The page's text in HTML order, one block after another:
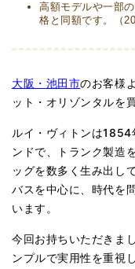
高額モデルや一部
格と同額です。（
大阪・池田市のお客様
ット・オリゾンタルを
ルイ・ヴィトンは1854
ンドで、トランク製造
ッグを数多く生み出し
バスを中心に、時代を
います。
今回お持ちいただきま
ンプルで実用性を重視